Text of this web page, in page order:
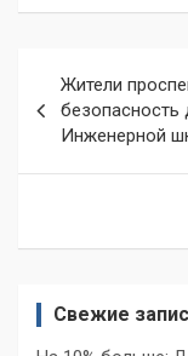
по
записям
Жители
безопасность
Инженерной
Свежие